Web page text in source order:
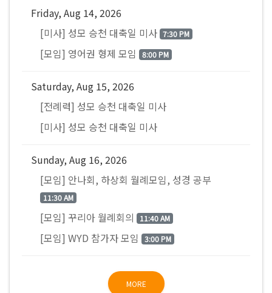
Friday, Aug 14, 2026
[미사] 성모 승천 대축일 미사 7:30 PM
[모임] 영어권 형제 모임 8:00 PM
Saturday, Aug 15, 2026
[전례력] 성모 승천 대축일 미사
[미사] 성모 승천 대축일 미사
Sunday, Aug 16, 2026
[모임] 안나회, 하상회 월례모임, 성경 공부
11:30 AM
[모임] 꾸리아 월례회의 11:40 AM
[모임] WYD 참가자 모임 3:00 PM
MORE